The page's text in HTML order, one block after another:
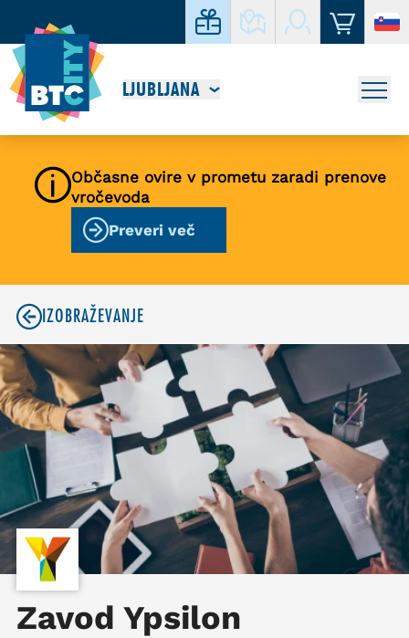
LJUBLJANA
Občasne ovire v prometu zaradi prenove
vročevoda
Preveri več
IZOBRAŽEVANJE
Zavod Ypsilon